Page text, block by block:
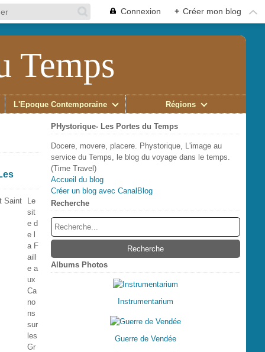
Connexion + Créer mon blog
Temps
L'Époque Contemporaine Régions
Le
sit
e d
e l
a F
aill
e a
ux
Ca
no
ns
sur
les
Gr
PHystorique- Les Portes du Temps
Docere, movere, placere. Phystorique, L'image au
service du Temps, le blog du voyage dans le temps.
(Time Travel)
Accueil du blog
Créer un blog avec CanalBlog
Recherche
Albums Photos
Instrumentarium
Guerre de Vendée